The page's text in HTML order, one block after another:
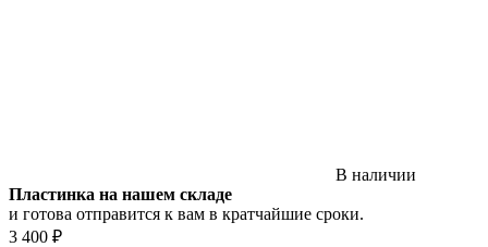
В наличии
Пластинка на нашем складе
и готова отправится к вам в кратчайшие сроки.
3 400 ₽